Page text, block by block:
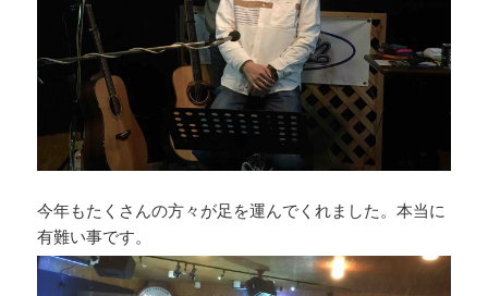
今年もたくさんの方々が足を運んでくれました。本当に
有難い事です。